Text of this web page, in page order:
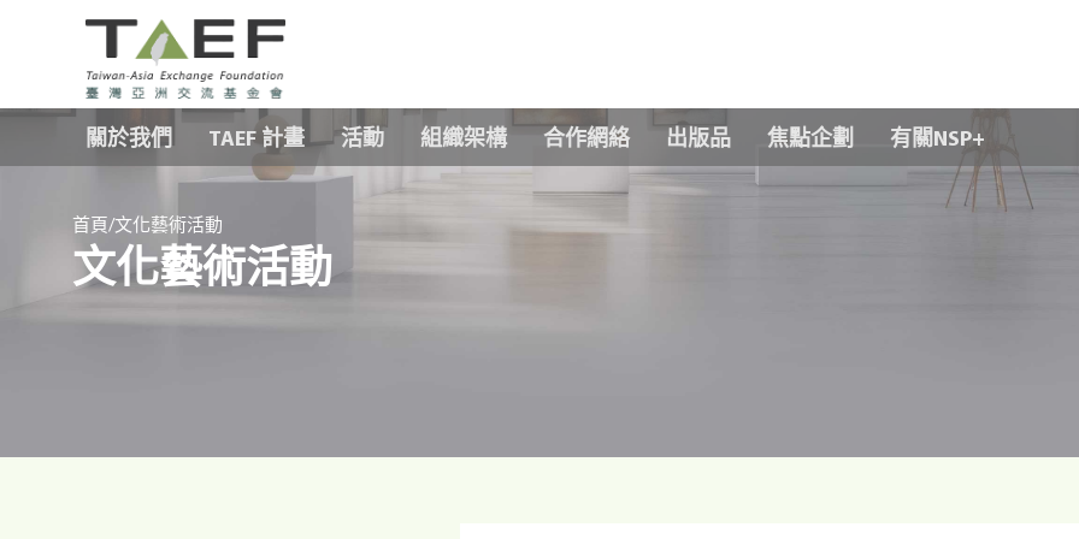
Skip to main content
TAEF
H
m
關於我們 TAEF 計畫 活動 組織架構 合作網絡 出版品 焦點企劃 有關NSP+
首頁/文化藝術活動
文化藝術活動